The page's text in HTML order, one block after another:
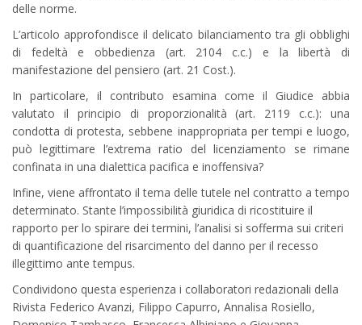
delle norme.
L’articolo approfondisce il delicato bilanciamento tra gli obblighi
di fedeltà e obbedienza (art. 2104 c.c.) e la libertà di
manifestazione del pensiero (art. 21 Cost.).
In particolare, il contributo esamina come il Giudice abbia
valutato il principio di proporzionalità (art. 2119 c.c.): una
condotta di protesta, sebbene inappropriata per tempi e luogo,
può legittimare l’extrema ratio del licenziamento se rimane
confinata in una dialettica pacifica e inoffensiva?
Infine, viene affrontato il tema delle tutele nel contratto a tempo
determinato. Stante l’impossibilità giuridica di ricostituire il
rapporto per lo spirare dei termini, l’analisi si sofferma sui criteri
di quantificazione del risarcimento del danno per il recesso
illegittimo ante tempus.
Condividono questa esperienza i collaboratori redazionali della
Rivista Federico Avanzi, Filippo Capurro, Annalisa Rosiello,